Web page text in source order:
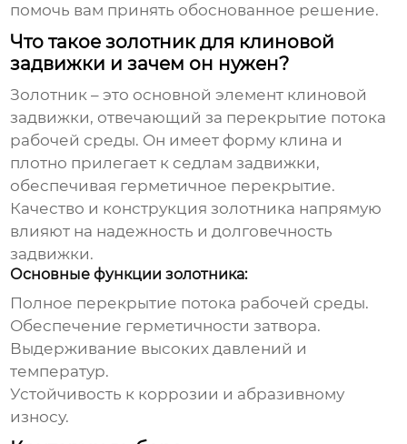
помочь вам принять обоснованное решение.
Что такое золотник для клиновой
задвижки и зачем он нужен?
Золотник – это основной элемент клиновой
задвижки, отвечающий за перекрытие потока
рабочей среды. Он имеет форму клина и
плотно прилегает к седлам задвижки,
обеспечивая герметичное перекрытие.
Качество и конструкция золотника напрямую
влияют на надежность и долговечность
задвижки.
Основные функции золотника:
Полное перекрытие потока рабочей среды.
Обеспечение герметичности затвора.
Выдерживание высоких давлений и
температур.
Устойчивость к коррозии и абразивному
износу.